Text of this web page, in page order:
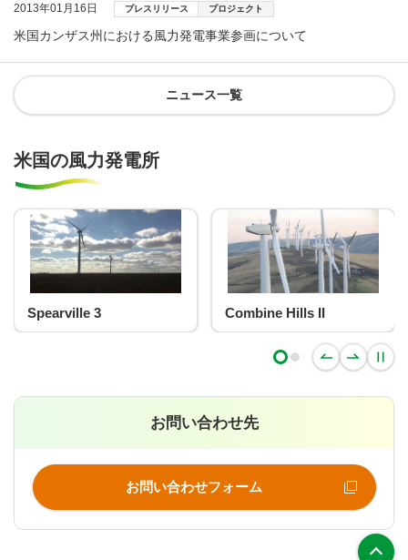
2013年01月16日 プレスリリース プロジェクト
米国カンザス州における風力発電事業参画について
ニュース一覧
米国の風力発電所
Combine Hills II
お問い合わせ先
お問い合わせフォーム